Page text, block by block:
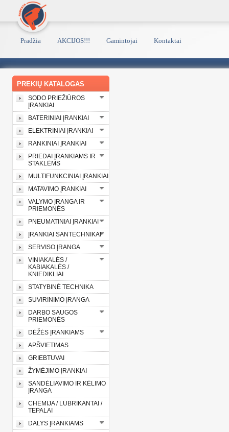
Pradžia AKCIJOS!!! Gamintojai Kontaktai
PREKIŲ KATALOGAS
SODO PRIEŽIŪROS
ĮRANKIAI
BATERINIAI ĮRANKIAI
ELEKTRINIAI ĮRANKIAI
RANKINIAI ĮRANKIAI
PRIEDAI ĮRANKIAMS IR
STAKLĖMS
MULTIFUNKCINIAI ĮRANKIAI
MATAVIMO ĮRANKIAI
VALYMO ĮRANGA IR
PRIEMONĖS
PNEUMATINIAI ĮRANKIAI
ĮRANKIAI SANTECHNIKAI
SERVISO ĮRANGA
VINIAKALĖS /
KABIAKALĖS /
KNIEDIKLIAI
STATYBINĖ TECHNIKA
SUVIRINIMO ĮRANGA
DARBO SAUGOS
PRIEMONĖS
DĖŽĖS ĮRANKIAMS
APŠVIETIMAS
GRIEBTUVAI
ŽYMĖJIMO ĮRANKIAI
SANDĖLIAVIMO IR KĖLIMO
ĮRANGA
CHEMIJA / LUBRIKANTAI /
TEPALAI
DALYS ĮRANKIAMS